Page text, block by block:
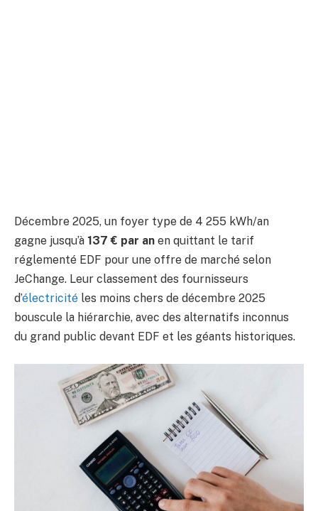
Décembre 2025, un foyer type de 4 255 kWh/an
gagne jusqu’à 137 € par an en quittant le tarif
réglementé EDF pour une offre de marché selon
JeChange. Leur classement des fournisseurs
d’électricité les moins chers de décembre 2025
bouscule la hiérarchie, avec des alternatifs inconnus
du grand public devant EDF et les géants historiques.